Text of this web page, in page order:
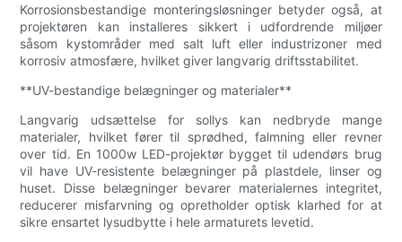
Korrosionsbestandige monteringsløsninger betyder også, at
projektøren kan installeres sikkert i udfordrende miljøer
såsom kystområder med salt luft eller industrizoner med
korrosiv atmosfære, hvilket giver langvarig driftsstabilitet.
**UV-bestandige belægninger og materialer**
Langvarig udsættelse for sollys kan nedbryde mange
materialer, hvilket fører til sprødhed, falmning eller revner
over tid. En 1000w LED-projektør bygget til udendørs brug
vil have UV-resistente belægninger på plastdele, linser og
huset. Disse belægninger bevarer materialernes integritet,
reducerer misfarvning og opretholder optisk klarhed for at
sikre ensartet lysudbytte i hele armaturets levetid.